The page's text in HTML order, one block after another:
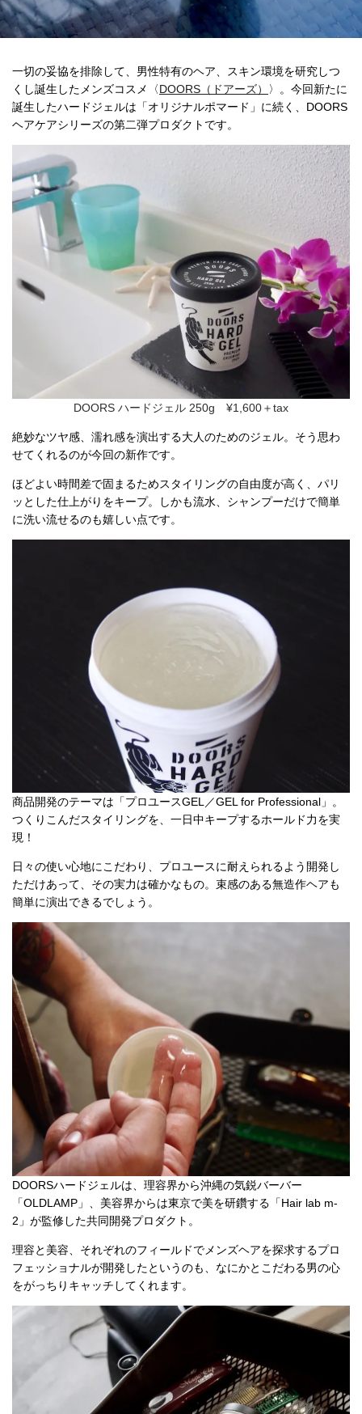
一切の妥協を排除して、男性特有のヘア、スキン環境を研究しつ
くし誕生したメンズコスメ〈DOORS（ドアーズ）
〉。今回新たに
誕生したハードジェルは「オリジナルポマード」に続く、DOORS
ヘアケアシリーズの第二弾プロダクトです。
DOORS ハードジェル 250g ¥1,600＋tax
絶妙なツヤ感、濡れ感を演出する大人のためのジェル。そう思わ
せてくれるのが今回の新作です。
ほどよい時間差で固まるためスタイリングの自由度が高く、パリ
ッとした仕上がりをキープ。しかも流水、シャンプーだけで簡単
に洗い流せるのも嬉しい点です。
商品開発のテーマは「プロユースGEL／GEL for Professional」。
つくりこんだスタイリングを、一日中キープするホールド力を実
現！
日々の使い心地にこだわり、プロユースに耐えられるよう開発し
ただけあって、その実力は確かなもの。束感のある無造作ヘアも
簡単に演出できるでしょう。
DOORSハードジェルは、理容界から沖縄の気鋭バーバー
「OLDLAMP」、美容界からは東京で美を研鑽する「Hair lab m-
2」が監修した共同開発プロダクト。
理容と美容、それぞれのフィールドでメンズヘアを探求するプロ
フェッショナルが開発したというのも、なにかとこだわる男の心
をがっちりキャッチしてくれます。